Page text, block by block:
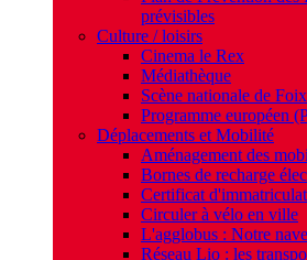
prévisibles
Culture / loisirs
Cinema le Rex
Médiathèque
Scène nationale de
Programme européen
Déplacements et Mobilité
Aménagement des
Bornes de recharge
Certificat
Circuler à vélo en ville
L'agglobus : Notre
Réseau Lio : les